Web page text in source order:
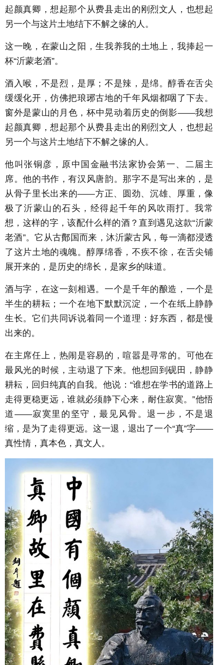
起颜真卿，想起那个从费县走出的刚烈文人，也想起
另一个与这片土地结下不解之缘的人。
这一晚，在蒙山之阳，生我养我的土地上，我捧起一
杯“沂蒙老酒”。
酒入喉，不是烈，是厚；不是辣，是绵。醇香在舌尖
缓缓化开，仿佛把琅琊古地的千年风烟都咽了下去。
窗外是蒙山的月色，杯中晃动着历史的倒影——我想
起颜真卿，想起那个从费县走出的刚烈文人，也想起
另一个与这片土地结下不解之缘的人。
他叫张铜彦，原中国金融书法家协会第一、二届主
席。他的书作，有汉风唐韵。那字不是写出来的，是
从骨子里长出来的——方正、圆劲、沉雄、厚重，像
极了沂蒙山的石头，经得起千年的风吹雨打。我常
想，这样的字，该配什么样的酒？直到遇见这款“沂蒙
老酒”。它从古鄪国而来，沐沂蒙古风，每一滴都浸透
了这片土地的魂魄。醇厚绵香，不疾不徐，在舌尖铺
展开来的，是历史的绵长，是家乡的味道。
酒与字，在这一刻相遇。一个是千年的酿造，一个是
半生的耕耘；一个在地下默默沉淀，一个在纸上静静
生长。它们共同诉说着同一个道理：好东西，都是慢
出来的。
在主席任上，热闹是容易的，喧嚣是寻常的。可他在
最风光的时候，主动退了下来。他想回到砚田，静静
耕耘，回归纯真的自我。他说：“谁想在学书的道路上
走得更稳更远，谁就必须静下心来，耐住寂寞。”他悟
道——寂寞里的坚守，最见风骨。退一步，不是退
缩，是为了走得更远。这一退，退出了一个“真”字——
真性情，真本色，真文人。